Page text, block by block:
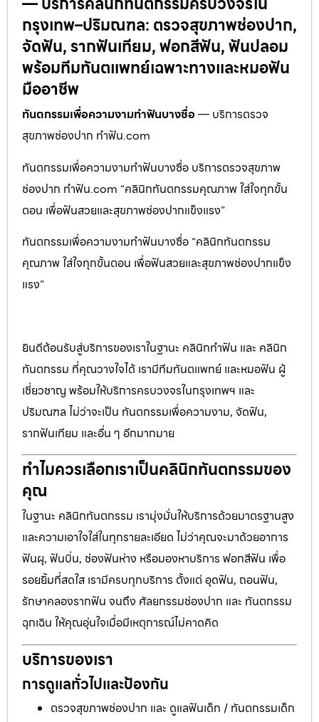
กรุงเทพ–ปริมณฑล: ตรวจสุขภาพช่องปาก,
จัดฟัน, รากฟันเทียม, ฟอกสีฟัน, ฟันปลอม
พร้อมทีมทันตแพทย์เฉพาะทางและหมอฟัน
มืออาชีพ
ทันตกรรมเพื่อความงามทำฟันบางซื่อ— บริการตรวจ
สุขภาพช่องปาก ทำฟัน.com
ทันตกรรมเพื่อความงามทำฟันบางซื่อ บริการตรวจสุขภาพ
ช่องปาก ทำฟัน.com “คลินิกทันตกรรมคุณภาพ ใส่ใจทุกขั้น
ตอน เพื่อฟันสวยและสุขภาพช่องปากแข็งแรง”
ทันตกรรมเพื่อความงามทำฟันบางซื่อ “คลินิกทันตกรรม
คุณภาพ ใส่ใจทุกขั้นตอน เพื่อฟันสวยและสุขภาพช่องปากแข็ง
แรง”
ยินดีต้อนรับสู่บริการของเราในฐานะ คลินิกทำฟัน และ คลินิก
ทันตกรรม ที่คุณวางใจได้ เรามีทีมทันตแพทย์ และหมอฟัน ผู้
เชี่ยวชาญ พร้อมให้บริการครบวงจรในกรุงเทพฯ และ
ปริมณฑล ไม่ว่าจะเป็น ทันตกรรมเพื่อความงาม, จัดฟัน,
รากฟันเทียม และอื่น ๆ อีกมากมาย
ทำไมควรเลือกเราเป็นคลินิกทันตกรรมของ
คุณ
ในฐานะ คลินิกทันตกรรม เรามุ่งมั่นให้บริการด้วยมาตรฐานสูง
และความเอาใจใส่ในทุกรายละเอียด ไม่ว่าคุณจะมาด้วยอาการ
ฟันผุ, ฟันบิ่น, ช่องฟันห่าง หรือมองหาบริการ ฟอกสีฟัน เพื่อ
รอยยิ้มที่สดใส เรามีครบทุกบริการ ตั้งแต่ อุดฟัน, ถอนฟัน,
รักษาคลองรากฟัน จนถึง ศัลยกรรมช่องปาก และ ทันตกรรม
ฉุกเฉิน ให้คุณอุ่นใจเมื่อมีเหตุการณ์ไม่คาดคิด
บริการของเรา
การดูแลทั่วไปและป้องกัน
ตรวจสุขภาพช่องปาก และ ดูแลฟันเด็ก / ทันตกรรมเด็ก